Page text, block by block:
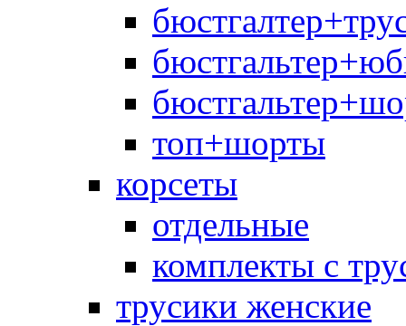
топ+шорты
корсеты
отдельные
комплекты с
трусики женские